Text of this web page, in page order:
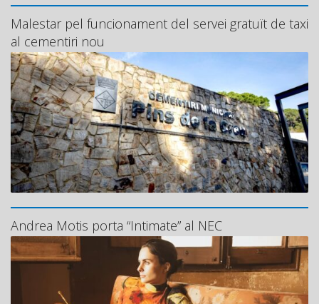
Malestar pel funcionament del servei gratuït de taxi
al cementiri nou
Andrea Motis porta “Intimate” al NEC